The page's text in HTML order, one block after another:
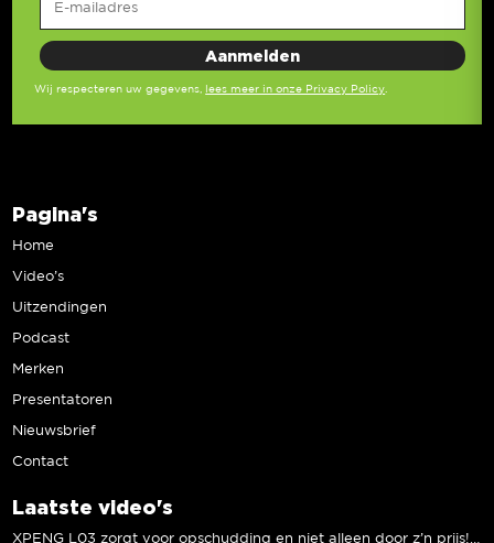
Wij respecteren uw gegevens, lees meer in onze Privacy Policy.
Pagina's
Home
Video’s
Uitzendingen
Podcast
Merken
Presentatoren
Nieuwsbrief
Contact
Laatste video's